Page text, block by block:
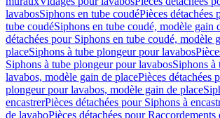
lavabosSiphons en tube coudéPièces détachées
tube coudéSiphons en tube coudé, modèle gain
détachées pour Siphons en tube coudé, modèle
placeSiphons à tube plongeur pour lavabos
Siphons à tube plongeur pour lavabosSiphons à
lavabos, modèle gain de placePièces détachées
plongeur pour lavabos, modèle gain de place
encastrerPièces détachées pour Siphons à
de lavaboPièces détachées pour Raccordements